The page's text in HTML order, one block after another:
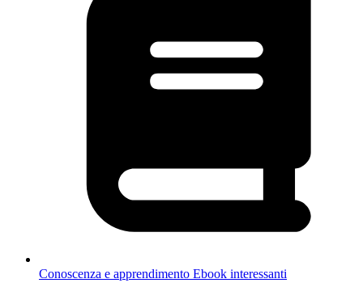
Conoscenza e apprendimento Ebook interessanti